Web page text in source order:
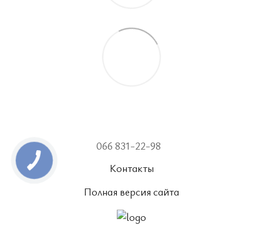
066 831-22-98
Контакты
Полная версия сайта